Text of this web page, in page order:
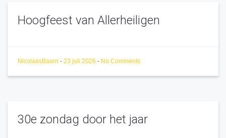
Hoogfeest van Allerheiligen
NicolaasBaarn - 23 juli 2026 - No Comments
30e zondag door het jaar